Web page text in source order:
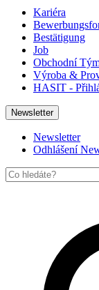
Kariéra
Bestätigung
Job
Obchodní
Výroba &
HASIT -
Newsletter
Newsletter
Odhlášení